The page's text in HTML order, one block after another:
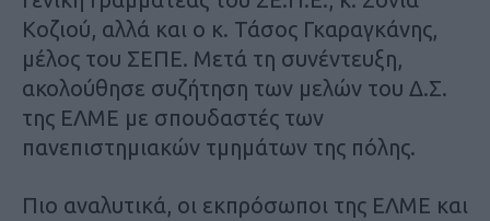
Κοζιού, αλλά και ο κ. Τάσος Γκαραγκάνης,
μέλος του ΣΕΠΕ. Μετά τη συνέντευξη,
ακολούθησε συζήτηση των μελών του Δ.Σ.
της ΕΛΜΕ με σπουδαστές των
πανεπιστημιακών τμημάτων της πόλης.
Πιο αναλυτικά, οι εκπρόσωποι της ΕΛΜΕ και